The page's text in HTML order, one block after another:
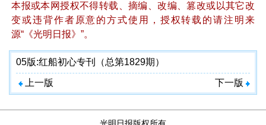
本报或本网授权不得转载、摘编、改编、篡改或以其它改
变或违背作者原意的方式使用，授权转载的请注明来
源“《光明日报》”。
05版:红船初心专刊（总第1829期）
上一版 下一版